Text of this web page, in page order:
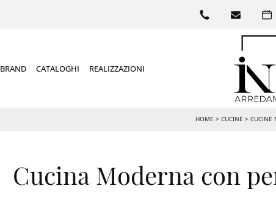
BRAND CATALOGHI REALIZZAZIONI
HOME > CUCINE > CUCINE
Cucina Moderna con